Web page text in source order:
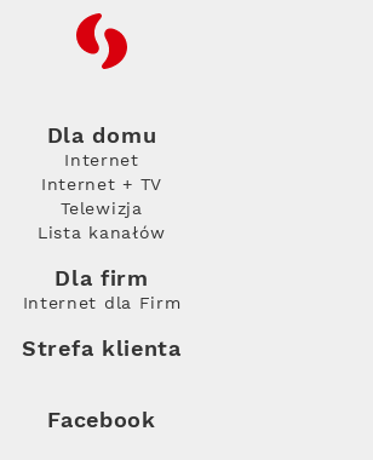
RFC
Dla domu
Internet
Internet + TV
Telewizja
Lista kanałów
Dla firm
Internet dla Firm
Strefa klienta
Facebook